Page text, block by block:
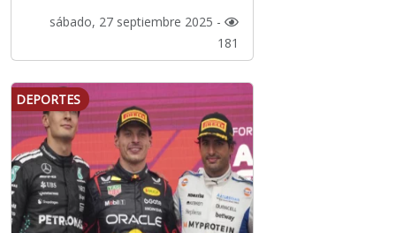
sábado, 27 septiembre 2025 -
181
DEPORTES